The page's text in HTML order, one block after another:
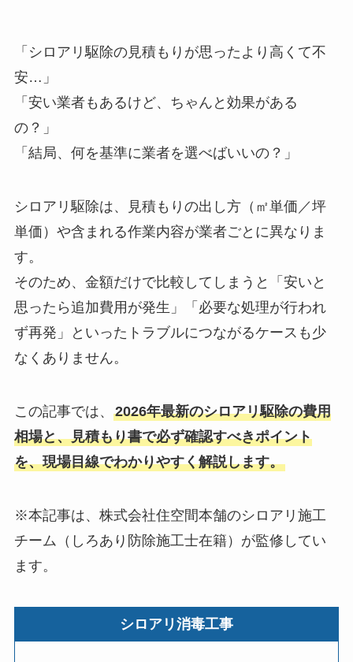
「シロアリ駆除の見積もりが思ったより高くて不
安…」
「安い業者もあるけど、ちゃんと効果がある
の？」
「結局、何を基準に業者を選べばいいの？」
シロアリ駆除は、見積もりの出し方（㎡単価／坪
単価）や含まれる作業内容が業者ごとに異なりま
す。
そのため、金額だけで比較してしまうと「安いと
思ったら追加費用が発生」「必要な処理が行われ
ず再発」といったトラブルにつながるケースも少
なくありません。
この記事では、 2026年最新のシロアリ駆除の費用
相場と、見積もり書で必ず確認すべきポイント
を、現場目線でわかりやすく解説します。
※本記事は、株式会社住空間本舗のシロアリ施工
チーム（しろあり防除施工士在籍）が監修してい
ます。
シロアリ消毒工事